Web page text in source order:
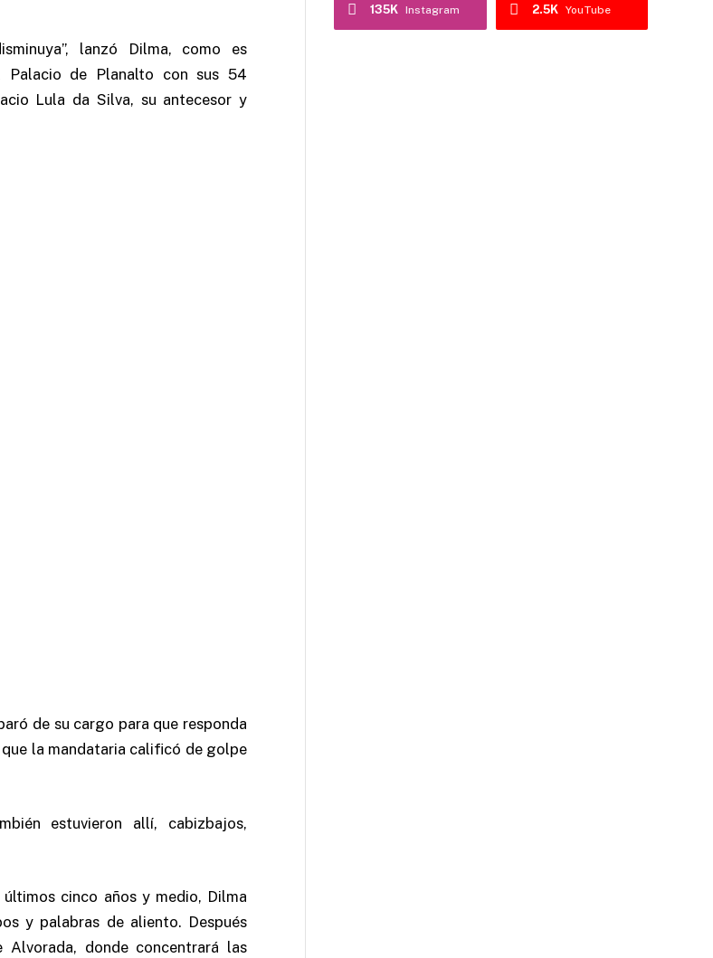
lanzó Dilma, como es
Palacio de Planalto con sus 54
Lula da Silva, su antecesor y
de su cargo para que responda
la mandataria calificó de golpe
estuvieron allí, cabizbajos,
cinco años y medio, Dilma
y palabras de aliento. Después
donde concentrará las
Instagram
135K YouTube
2.5K